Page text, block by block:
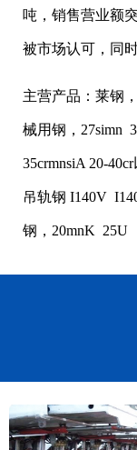
吨，销售营业额
被市场认可，同
主营产品：莱钢
械用钢，27simn
35crmnsiA 20-
吊轨钢 I140V
钢，20mnK 25U